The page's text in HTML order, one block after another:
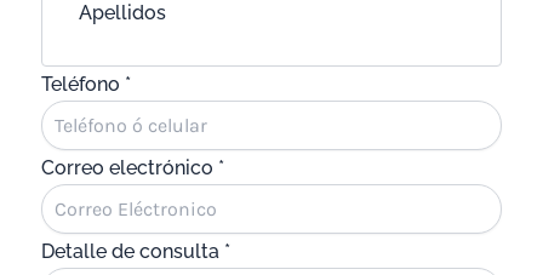
Apellidos
Teléfono *
Correo electrónico *
Detalle de consulta *